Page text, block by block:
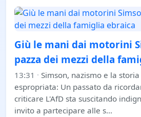
Giù le mani dai motorini
pazza dei mezzi della
13:31 · Simson, nazismo e la
espropriata: Un passato da
criticare L'AfD sta suscitando
invito a partecipare alle s…